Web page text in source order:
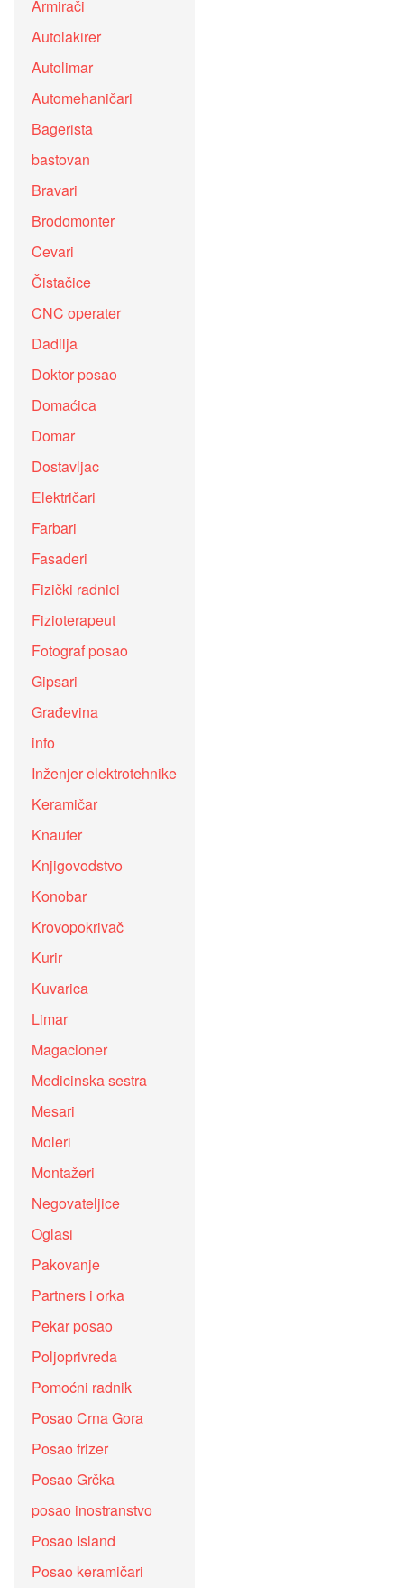
Armirači
Autolakirer
Autolimar
Automehaničari
Bagerista
bastovan
Bravari
Brodomonter
Cevari
Čistačice
CNC operater
Dadilja
Doktor posao
Domaćica
Domar
Dostavljac
Električari
Farbari
Fasaderi
Fizički radnici
Fizioterapeut
Fotograf posao
Gipsari
Građevina
info
Inženjer elektrotehnike
Keramičar
Knaufer
Knjigovodstvo
Konobar
Krovopokrivač
Kurir
Kuvarica
Limar
Magacioner
Medicinska sestra
Mesari
Moleri
Montažeri
Negovateljice
Oglasi
Pakovanje
Partners i orka
Pekar posao
Poljoprivreda
Pomoćni radnik
Posao Crna Gora
Posao frizer
Posao Grčka
posao inostranstvo
Posao Island
Posao keramičari